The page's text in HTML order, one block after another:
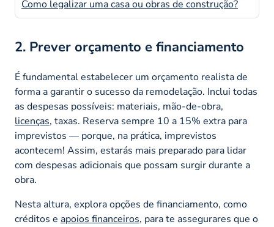
Como legalizar uma casa ou obras de construção?
2. Prever orçamento e financiamento
É fundamental estabelecer um orçamento realista de
forma a garantir o sucesso da remodelação. Inclui todas
as despesas possíveis: materiais, mão-de-obra,
licenças, taxas. Reserva sempre 10 a 15% extra para
imprevistos — porque, na prática, imprevistos
acontecem! Assim, estarás mais preparado para lidar
com despesas adicionais que possam surgir durante a
obra.
Nesta altura, explora opções de financiamento, como
créditos e apoios financeiros, para te assegurares que o